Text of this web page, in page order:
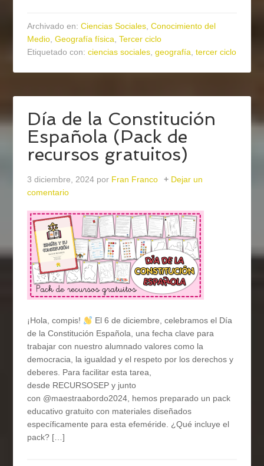
Archivado en:Ciencias Sociales,Conocimiento del
Medio,Geografía física,Tercer ciclo
Etiquetado con:ciencias sociales,geografía,tercer ciclo
Día de la Constitución
Española (Pack de
recursos gratuitos)
3 diciembre, 2024 por Fran Franco
Dejar un
comentario
¡Hola, compis!
El 6 de diciembre, celebramos el Día
de la Constitución Española, una fecha clave para
trabajar con nuestro alumnado valores como la
democracia, la igualdad y el respeto por los derechos y
deberes. Para facilitar esta tarea,
desde RECURSOSEP y junto
con @maestraabordo2024, hemos preparado un pack
educativo gratuito con materiales diseñados
específicamente para esta efeméride. ¿Qué incluye el
pack? […]